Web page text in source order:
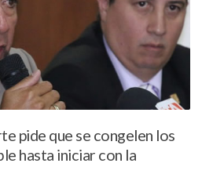
pide que se congelen los
hasta iniciar con la